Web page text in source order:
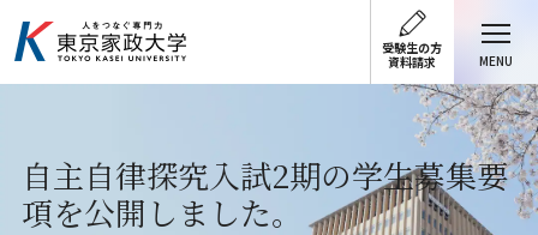
受験生の方
資料請求
MENU
自主自律探究入試2期の学生募集要
項を公開しました。